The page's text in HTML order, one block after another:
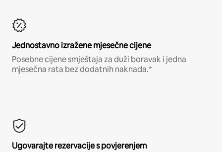
Jednostavno izražene mjesečne cijene
Posebne cijene smještaja za duži boravak i jedna
mjesečna rata bez dodatnih naknada.*
Ugovarajte rezervacije s povjerenjem